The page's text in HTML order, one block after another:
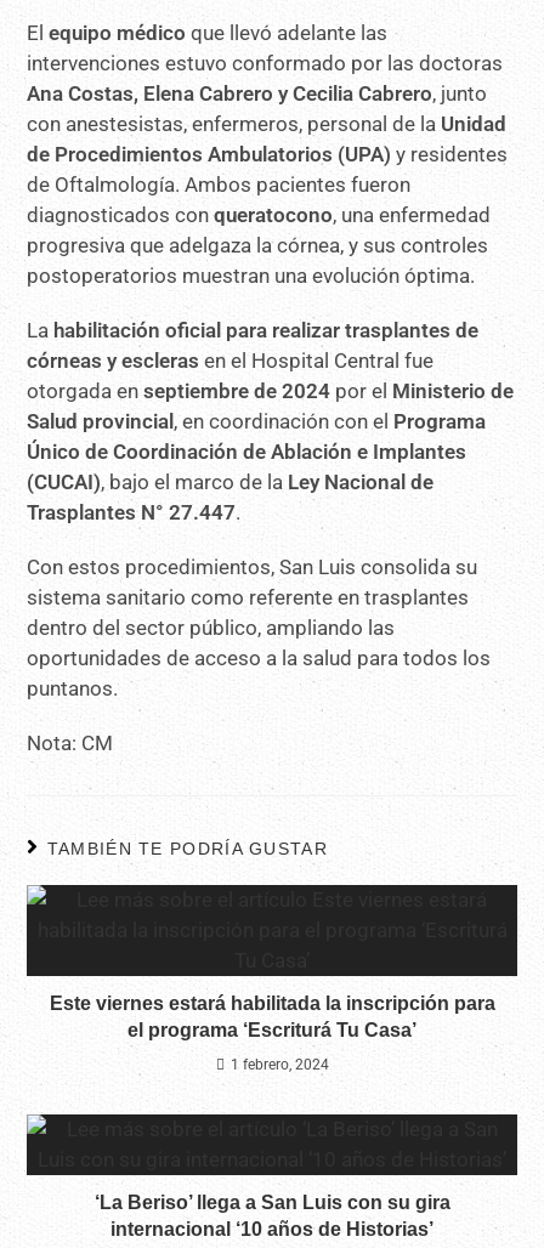
Elequipo médico que llevó adelante las
intervenciones estuvo conformado por las doctoras
Ana Costas, Elena Cabrero y Cecilia Cabrero, junto
con anestesistas, enfermeros, personal de la Unidad
de Procedimientos Ambulatorios (UPA) y residentes
de Oftalmología. Ambos pacientes fueron
diagnosticados conqueratocono, una enfermedad
progresiva que adelgaza la córnea, y sus controles
postoperatorios muestran una evolución óptima.
La habilitación oficial para realizar trasplantes de
córneas y escleras en el Hospital Central fue
otorgada enseptiembre de 2024 por el Ministerio de
Salud provincial , en coordinación con el Programa
Único de Coordinación de Ablación e Implantes
(CUCAI), bajo el marco de la Ley Nacional de
Trasplantes N° 27.447.
Con estos procedimientos, San Luis consolida su
sistema sanitario como referente en trasplantes
dentro del sector público, ampliando las
oportunidades de acceso a la salud para todos los
puntanos.
Nota: CM
TAMBIÉN TE PODRÍA GUSTAR
Este viernes estará habilitada la inscripción para
el programa ‘Escriturá Tu Casa’
1 febrero, 2024
‘La Beriso’ llega a San Luis con su gira
internacional ‘10 años de Historias’